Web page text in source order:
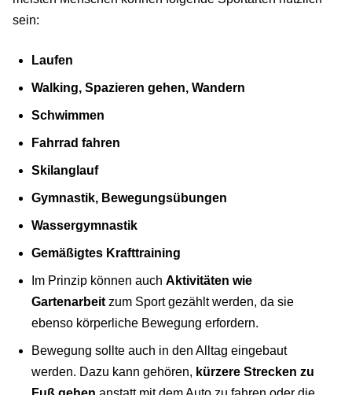
sein:
Laufen
Walking, Spazieren gehen, Wandern
Schwimmen
Fahrrad fahren
Skilanglauf
Gymnastik, Bewegungsübungen
Wassergymnastik
Gemäßigtes Krafttraining
Im Prinzip können auch Aktivitäten wie
Gartenarbeit zum Sport gezählt werden, da sie
ebenso körperliche Bewegung erfordern.
Bewegung sollte auch in den Alltag eingebaut
werden. Dazu kann gehören, kürzere Strecken zu